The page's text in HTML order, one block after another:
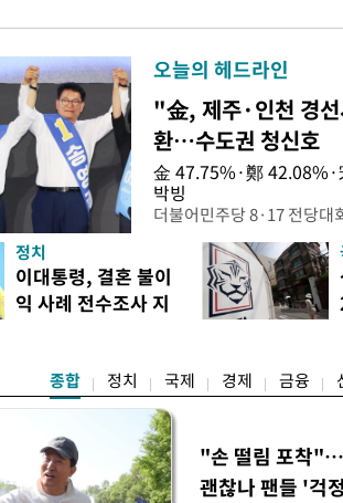
오늘의 헤드라인
"金, 제주·인천 경
환…수도권 청신호
金 47.75%·鄭
박빙
더불어민주당 8·17 전당대
인천 권리당원 투표에서
난주 첫 주말 순회경선에서
경남에서는 정청래 후보가
앙당 선관위원장은 8일 제
정치
이대통령, 결혼 불이
익 사례 전수조사 지
종합 정치 국제 경제 금융
"손 떨림 포착
괜찮나 팬들 '걱